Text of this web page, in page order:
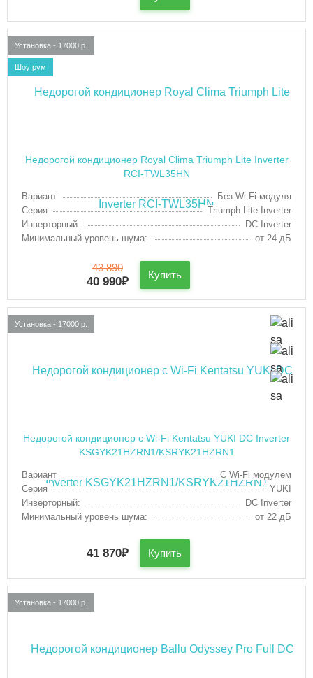
Недорогой кондиционер Royal Clima Triumph Lite Inverter
RCI-TWL35HN
Вариант
Без Wi-Fi модуля
Серия
Triumph Lite Inverter
Инверторный:
DC Inverter
Минимальный уровень шума:
от 24 дБ
43 890
40 990₽
Купить
Установка - 17000 р.
Шоу рум
Недорогой кондиционер с Wi-Fi Kentatsu YUKI DC Inverter
KSGYK21HZRN1/KSRYK21HZRN1
Вариант
С Wi-Fi модулем
Серия
YUKI
Инверторный:
DC Inverter
Минимальный уровень шума:
от 22 дБ
41 870₽ Купить
Установка - 17000 р.
Установка - 17000 р.